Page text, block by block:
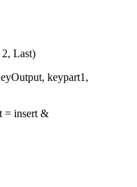
Last)
keypart1,
= insert &